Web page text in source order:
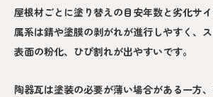
屋根材ごとに塗り替えの目安年数と劣化サ
属系は錆や塗膜の剥がれが進行しやすく、
表面の粉化、ひび割れが出やすいです。
陶器瓦は塗装の必要が薄い場合がある一方